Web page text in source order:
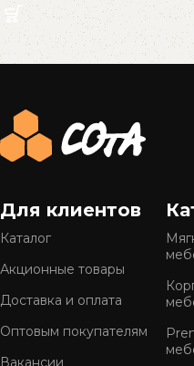
Read More
Для клиентов
Каталог
Акционные товары
Доставка и оплата
Оптовым покупателям